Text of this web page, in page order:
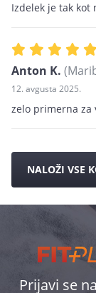
Izdelek je tak kot
Anton K.
12. avgusta 2025.
zelo primerna za
NALOŽI VSE
Prijavi se